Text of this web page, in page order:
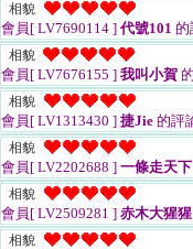
相貌
會員[ LV7690114 ] 代號101 的
相貌
會員[ LV7676155 ] 我叫小賀
相貌
會員[ LV1313430 ] 捷Jie 的評
相貌
會員[ LV2202688 ] 一條走天下
相貌
會員[ LV2509281 ] 赤木大猩猩
相貌